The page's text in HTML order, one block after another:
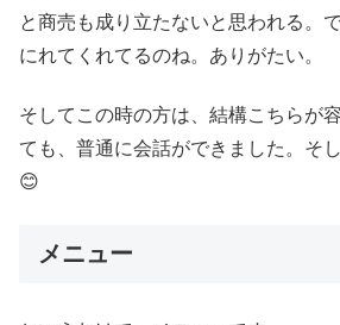
と商売も成り立たないと思われる。
にれてくれてるのね。ありがたい。
そしてこの時の方は、結構こちらが
ても、普通に会話ができました。そ
😊
メニュー